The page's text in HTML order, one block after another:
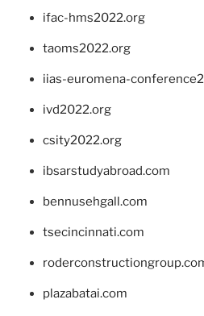
ifac-hms2022.org
taoms2022.org
iias-euromena-
ivd2022.org
csity2022.org
ibsarstudyabroad.com
bennusehgall.com
tsecincinnati.com
plazabatai.com